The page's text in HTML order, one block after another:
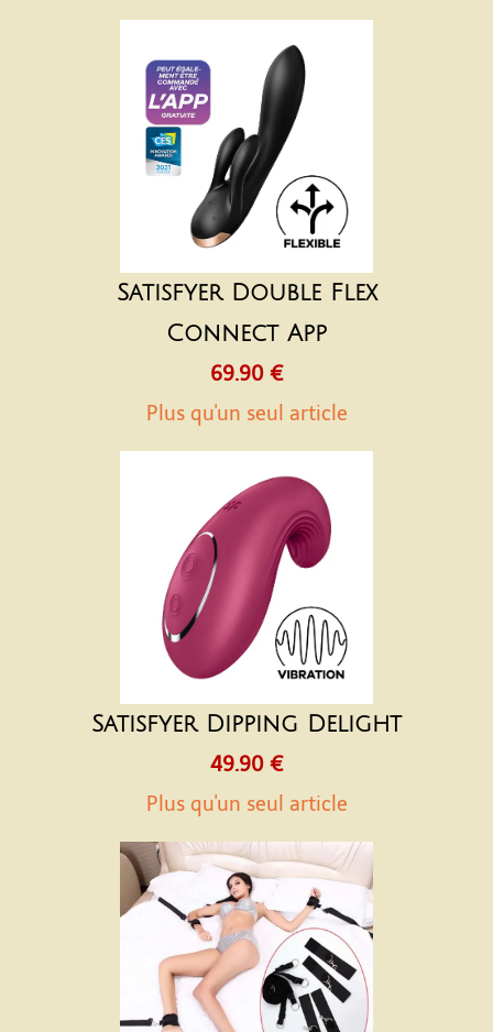
Satisfyer Double Flex
Connect App
69.90 €
Plus qu'un seul article
Satisfyer Dipping Delight
49.90 €
Plus qu'un seul article